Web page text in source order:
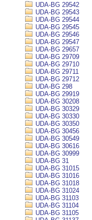
UDA-BG 29542
UDA-BG 29543
UDA-BG 29544
UDA-BG 29545
UDA-BG 29546
UDA-BG 29547
UDA-BG 29657
UDA-BG 29709
UDA-BG 29710
UDA-BG 29711
UDA-BG 29712
UDA-BG 298
UDA-BG 29919
UDA-BG 30208
UDA-BG 30329
UDA-BG 30330
UDA-BG 30350
UDA-BG 30456
UDA-BG 30549
UDA-BG 30616
UDA-BG 30999
UDA-BG 31
UDA-BG 31015
UDA-BG 31016
UDA-BG 31018
UDA-BG 31024
UDA-BG 31103
UDA-BG 31104
UDA-BG 31105